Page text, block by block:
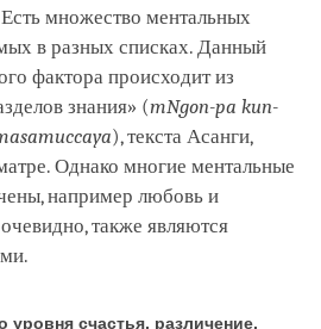
множество ментальных
в разных списках. Данный
фактора происходит из
знания» (mNgon-pa kun-
), текста Асанги,
Однако многие ментальные
например любовь и
также являются
уровня счастья, различение,